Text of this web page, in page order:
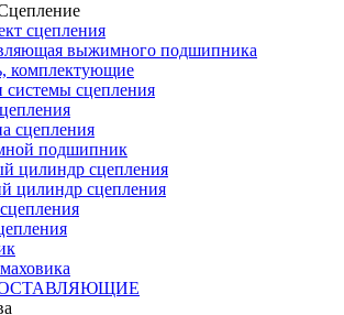
сцепления
выжимного подшипника
комплектующие
системы сцепления
сцепления
подшипник
цилиндр сцепления
цилиндр сцепления